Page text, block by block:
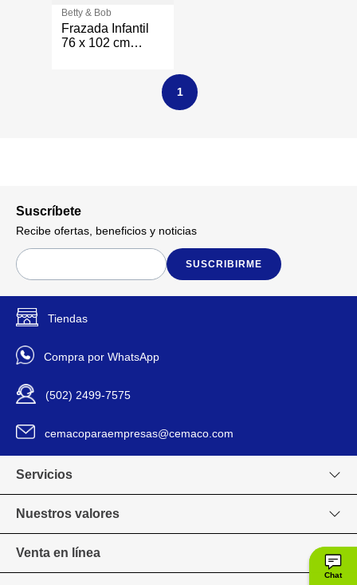
Betty & Bob
Frazada Infantil
76 x 102 cm
1
Suscríbete
Recibe ofertas, beneficios y noticias
SUSCRIBIRME
Tiendas
Compra por WhatsApp
(502) 2499-7575
cemacoparaempresas@cemaco.com
Servicios
Nuestros valores
Venta en línea
Chat